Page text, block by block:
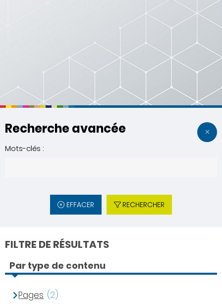
Recherche avancée
Mots-clés :
EFFACER RECHERCHER
FILTRE DE RÉSULTATS
Par type de contenu
Pages (2)